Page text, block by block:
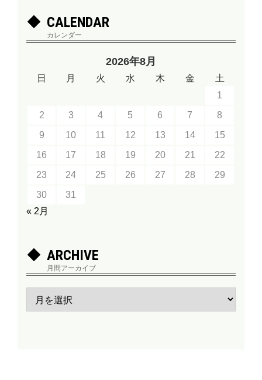
CALENDAR
カレンダー
2026年8月
日 月 火 水 木 金
土
1
2
3 4 5 6 7
8
9
10 11 12 13 14
15
16
17 18 19 20 21
22
23
24 25 26 27 28
29
30
31
« 2月
ARCHIVE
月間アーカイブ